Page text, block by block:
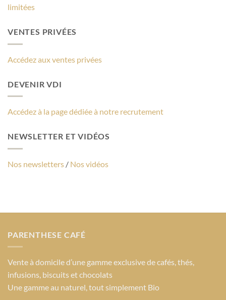
limitées
VENTES PRIVÉES
Accédez aux ventes privées
DEVENIR VDI
Accédez à la page dédiée à notre recrutement
NEWSLETTER ET VIDÉOS
Nos newsletters / Nos vidéos
PARENTHESE CAFÉ
Vente à domicile d’une gamme exclusive de cafés, thés,
infusions, biscuits et chocolats
Une gamme au naturel, tout simplement Bio